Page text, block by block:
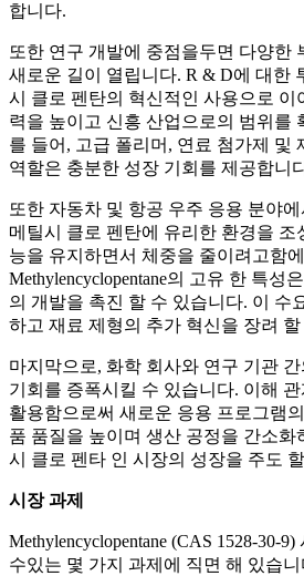
합니다.
또한 연구 개발에 중점을두면 다양한
새로운 길이 열립니다. R & D에 대한
시 클로 펜탄의 혁신적인 사용으로 이
력을 높이고 신흥 산업으로의 범위를
를 들어, 고급 폴리머, 연료 첨가제 및
역할은 충분한 성장 기회를 제공합니
또한 자동차 및 항공 우주 응용 분야
메틸시 클로 펜탄에 유리한 환경을 조
능을 유지하면서 체중을 줄이려고함
Methylencyclopentane의 고유 한 특성
의 개발을 촉진 할 수 있습니다. 이 수
하고 재료 제형의 추가 혁신을 장려
마지막으로, 화학 회사와 연구 기관
기회를 증폭시킬 수 있습니다. 이해
활용함으로써 새로운 응용 프로그램
품 품질을 높이며 생산 공정을 간소화
시 클로 펜타 인 시장의 성장을 주도
시장 과제
Methylencyclopentane (CAS 1528-30-
수있는 몇 가지 과제에 직면 해 있습